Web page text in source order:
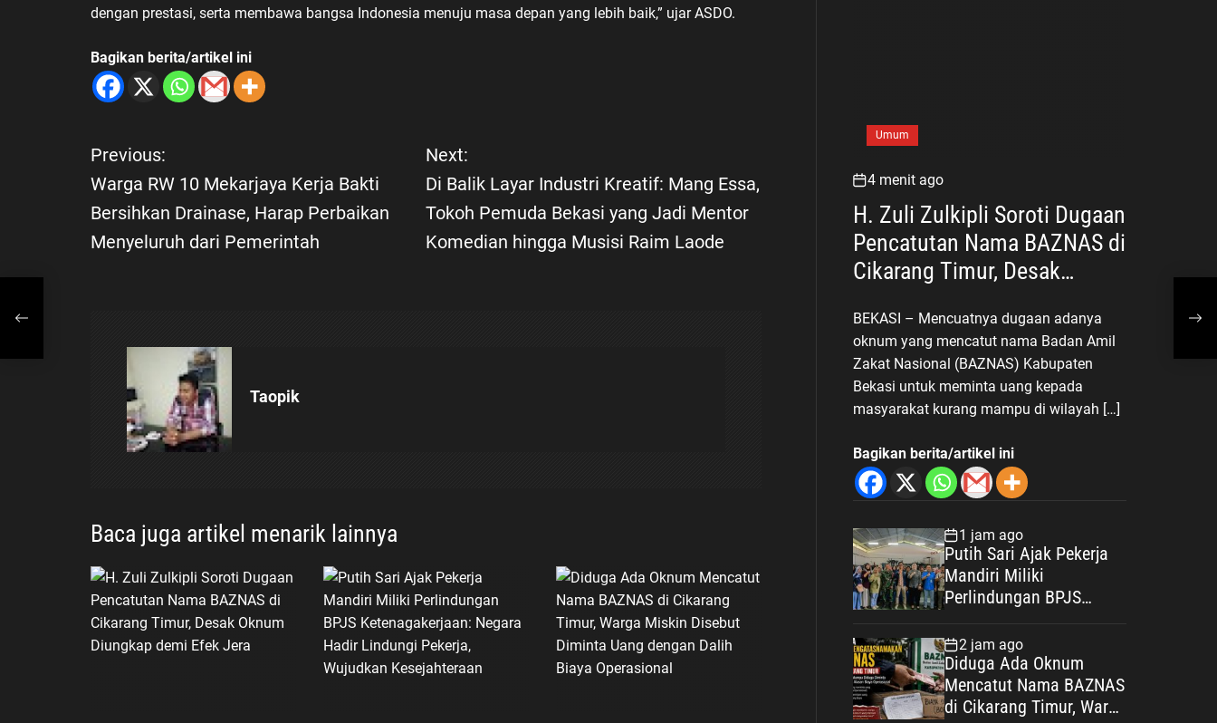
dengan prestasi, serta membawa bangsa Indonesia menuju masa depan yang lebih baik,” ujar ASDO.
Bagikan berita/artikel ini
N
a
v
o
s
Previous:
Warga RW 10 Mekarjaya Kerja Bakti
Bersihkan Drainase, Harap Perbaikan
Menyeluruh dari Pemerintah
Next:
Di Balik Layar Industri Kreatif: Mang Essa,
Tokoh Pemuda Bekasi yang Jadi Mentor
Komedian hingga Musisi Raim Laode
Taopik
Baca juga artikel menarik lainnya
Umum
4 menit ago
H. Zuli Zulkipli Soroti Dugaan
Pencatutan Nama BAZNAS di
Cikarang Timur, Desak
Jera
BEKASI – Mencuatnya dugaan adanya
oknum yang mencatut nama Badan Amil
Zakat Nasional (BAZNAS) Kabupaten
Bekasi untuk meminta uang kepada
masyarakat kurang mampu di wilayah […]
Bagikan berita/artikel ini
1 jam ago
Putih Sari Ajak Pekerja
Mandiri Miliki
Perlindungan BPJS
Hadir Lindungi Pekerja,
Wujudkan Kesejahteraan
2 jam ago
Diduga Ada Oknum
Mencatut Nama BAZNAS
di Cikarang Timur, Warga